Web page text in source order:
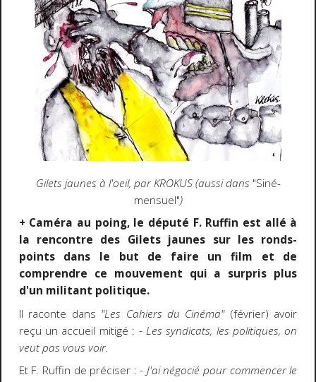
Gilets jaunes à l'oeil, par KROKUS (aussi dans "Siné-
mensuel")
+ Caméra au poing, le député F. Ruffin est allé à
la rencontre des Gilets jaunes sur les ronds-
points dans le but de faire un film et de
comprendre ce mouvement qui a surpris plus
d'un militant politique.
Il raconte dans "Les Cahiers du Cinéma"(février) avoir
reçu un accueil mitigé : - Les syndicats, les politiques, on
veut pas vous voir.
Et F. Ruffin de préciser :- J'ai négocié pour commencer le